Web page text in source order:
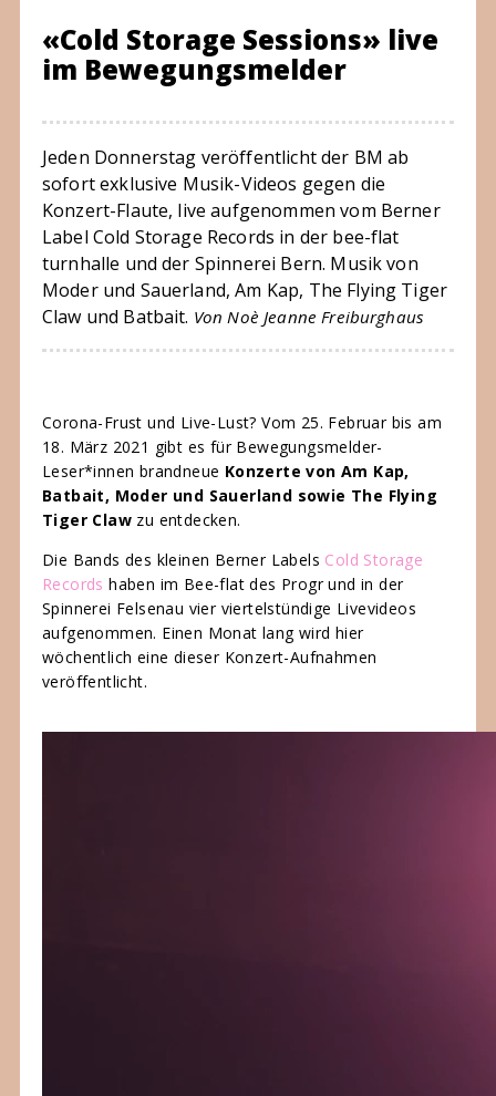
«Cold Storage Sessions» live
im Bewegungsmelder
Jeden Donnerstag veröffentlicht der BM ab
sofort exklusive Musik-Videos gegen die
Konzert-Flaute, live aufgenommen vom Berner
Label Cold Storage Records in der bee-flat
turnhalle und der Spinnerei Bern. Musik von
Moder und Sauerland, Am Kap, The Flying Tiger
Claw und Batbait. Von Noè Jeanne Freiburghaus
Corona-Frust und Live-Lust? Vom 25. Februar bis am
18. März 2021 gibt es für Bewegungsmelder-
Leser*innen brandneue Konzerte von Am Kap,
Batbait, Moder und Sauerland sowie The Flying
Tiger Clawzu entdecken.
Die Bands des kleinen Berner Labels Cold Storage
Records haben im Bee-flat des Progr und in der
Spinnerei Felsenau vier viertelstündige Livevideos
aufgenommen. Einen Monat lang wird hier
wöchentlich eine dieser Konzert-Aufnahmen
veröffentlicht.